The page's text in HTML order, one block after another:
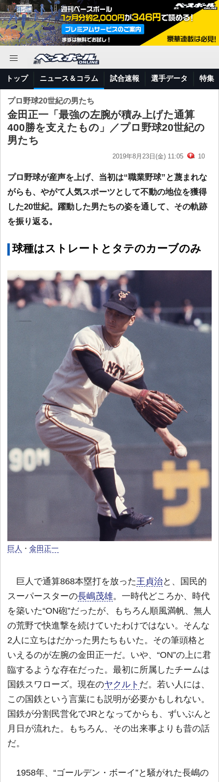
トップ ニュース＆コラム 試合速報 選手データ 特集
プロ野球20世紀の男たち
金田正一「最強の左腕が積み上げた通算
400勝を支えたもの」／プロ野球20世紀の
男たち
2019年8月23日(金) 11:05 10
プロ野球が産声を上げ、当初は“職業野球”と蔑まれな
がらも、やがて人気スポーツとして不動の地位を獲得
した20世紀。躍動した男たちの姿を通して、その軌跡
を振り返る。
球種はストレートとタテのカーブのみ
巨人 ・ 金田正一
巨人で通算868本塁打を放った王貞治と、国民的
スーパースターの長嶋茂雄。一時代どころか、時代
を築いた“ON砲”だったが、もちろん順風満帆、無人
の荒野で快進撃を続けていたわけではない。そんな
2人に立ちはだかった男たちもいた。その筆頭格と
いえるのが左腕の金田正一だ。いや、“ON”の上に君
臨するような存在だった。最初に所属したチームは
国鉄スワローズ。現在のヤクルト だ。若い人には、
この国鉄という言葉にも説明が必要かもしれない。
国鉄が分割民営化でJRとなってからも、ずいぶんと
月日が流れた。もちろん、その出来事よりも昔の話
だ。
1958年、“ゴールデン・ボーイ”と騒がれた長嶋の